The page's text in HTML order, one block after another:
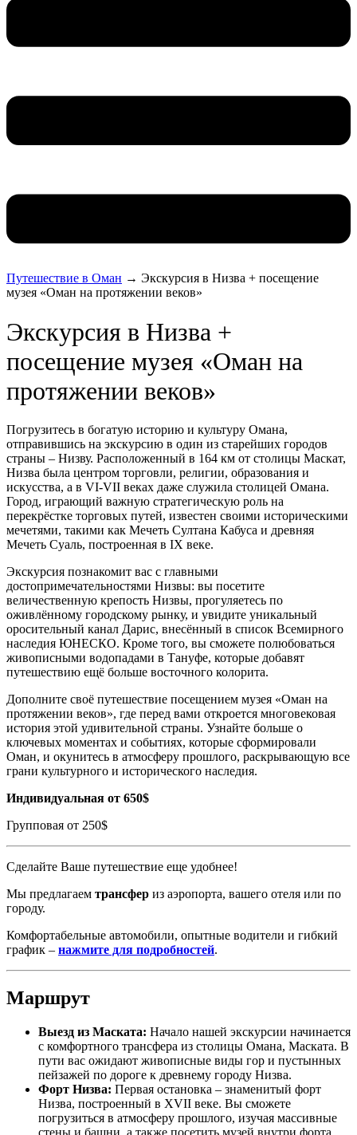
Путешествие в Оман → Экскурсия в Низва + посещение
музея «Оман на протяжении веков»
Экскурсия в Низва +
посещение музея «Оман на
протяжении веков»
Погрузитесь в богатую историю и культуру Омана,
отправившись на экскурсию в один из старейших городов
страны – Низву. Расположенный в 164 км от столицы Маскат,
Низва была центром торговли, религии, образования и
искусства, а в VI-VII веках даже служила столицей Омана.
Город, играющий важную стратегическую роль на
перекрёстке торговых путей, известен своими историческими
мечетями, такими как Мечеть Султана Кабуса и древняя
Мечеть Суаль, построенная в IX веке.
Экскурсия познакомит вас с главными
достопримечательностями Низвы: вы посетите
величественную крепость Низвы, прогуляетесь по
оживлённому городскому рынку, и увидите уникальный
оросительный канал Дарис, внесённый в список Всемирного
наследия ЮНЕСКО. Кроме того, вы сможете полюбоваться
живописными водопадами в Тануфе, которые добавят
путешествию ещё больше восточного колорита.
Дополните своё путешествие посещением музея «Оман на
протяжении веков», где перед вами откроется многовековая
история этой удивительной страны. Узнайте больше о
ключевых моментах и событиях, которые сформировали
Оман, и окунитесь в атмосферу прошлого, раскрывающую все
грани культурного и исторического наследия.
Индивидуальная от 650$
Групповая от 250$
Сделайте Ваше путешествие еще удобнее!
Мы предлагаем трансфер из аэропорта, вашего отеля или по
городу.
Комфортабельные автомобили, опытные водители и гибкий
график – нажмите для подробностей.
Маршрут
Выезд из Маската: Начало нашей экскурсии начинается
с комфортного трансфера из столицы Омана, Маската. В
пути вас ожидают живописные виды гор и пустынных
пейзажей по дороге к древнему городу Низва.
Форт Низва: Первая остановка – знаменитый форт
Низва, построенный в XVII веке. Вы сможете
погрузиться в атмосферу прошлого, изучая массивные
стены и башни, а также посетить музей внутри форта,